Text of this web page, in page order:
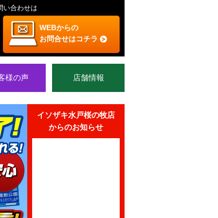
い合わせは
WEBからの
お問合せはコチラ
様の声 店舗情報
イソザキ水戸桜の牧店
からのお知らせ